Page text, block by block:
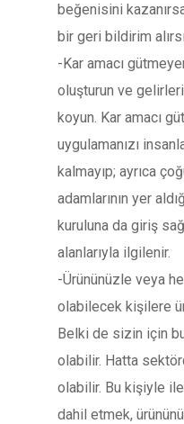
beğenisini
bir geri bildirim
-Kar amacı
oluşturun ve
koyun. Kar amacı
uygulamanızı
kalmayıp; ayrıca
adamlarının yer
kuruluna da giriş
alanlarıyla ilgilenir.
-Ürününüzle veya
olabilecek kişilere
Belki de sizin için
olabilir. Hatta
olabilir. Bu kişiyle
dahil etmek,